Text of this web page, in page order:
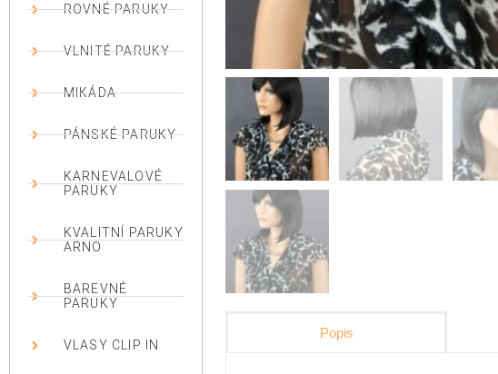
ROVNÉ PARUKY
VLNITÉ PARUKY
MIKÁDA
PÁNSKÉ PARUKY
KARNEVALOVÉ
PARUKY
KVALITNÍ PARUKY
ARNO
BAREVNÉ
PARUKY
VLASY CLIP IN
Popis